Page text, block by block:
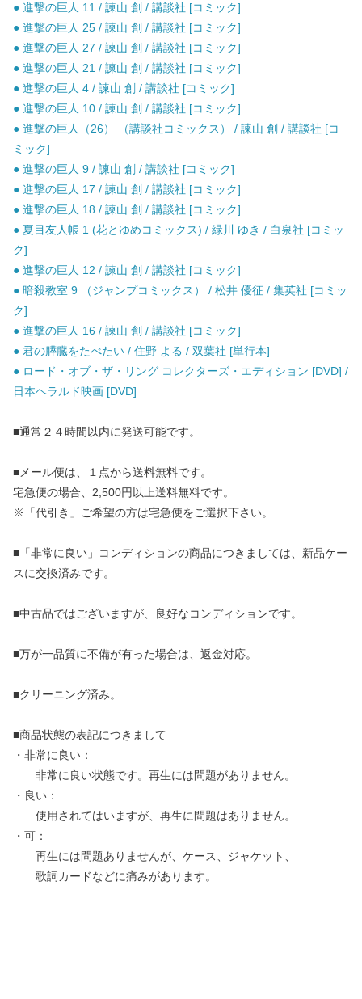
● 進撃の巨人 11 / 諫山 創 / 講談社 [コミック]
● 進撃の巨人 25 / 諫山 創 / 講談社 [コミック]
● 進撃の巨人 27 / 諫山 創 / 講談社 [コミック]
● 進撃の巨人 21 / 諫山 創 / 講談社 [コミック]
● 進撃の巨人 4 / 諫山 創 / 講談社 [コミック]
● 進撃の巨人 10 / 諫山 創 / 講談社 [コミック]
● 進撃の巨人（26） （講談社コミックス） / 諫山 創 / 講談社 [コ
ミック]
● 進撃の巨人 9 / 諫山 創 / 講談社 [コミック]
● 進撃の巨人 17 / 諫山 創 / 講談社 [コミック]
● 進撃の巨人 18 / 諫山 創 / 講談社 [コミック]
● 夏目友人帳 1 (花とゆめコミックス) / 緑川 ゆき / 白泉社 [コミッ
ク]
● 進撃の巨人 12 / 諫山 創 / 講談社 [コミック]
● 暗殺教室 9 （ジャンプコミックス） / 松井 優征 / 集英社 [コミッ
ク]
● 進撃の巨人 16 / 諫山 創 / 講談社 [コミック]
● 君の膵臓をたべたい / 住野 よる / 双葉社 [単行本]
● ロード・オブ・ザ・リング コレクターズ・エディション [DVD] /
日本ヘラルド映画 [DVD]
■通常２４時間以内に発送可能です。
■メール便は、１点から送料無料です。
宅急便の場合、2,500円以上送料無料です。
※「代引き」ご希望の方は宅急便をご選択下さい。
■「非常に良い」コンディションの商品につきましては、新品ケー
スに交換済みです。
■中古品ではございますが、良好なコンディションです。
■万が一品質に不備が有った場合は、返金対応。
■クリーニング済み。
■商品状態の表記につきまして
・非常に良い：
非常に良い状態です。再生には問題がありません。
・良い：
使用されてはいますが、再生に問題はありません。
・可：
再生には問題ありませんが、ケース、ジャケット、
歌詞カードなどに痛みがあります。